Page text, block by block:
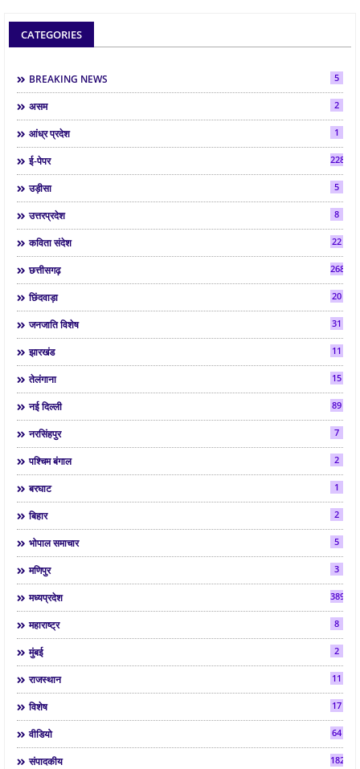
CATEGORIES
BREAKING NEWS 5
असम 2
आंध्र प्रदेश 1
ई-पेपर 2286
उड़ीसा 5
उत्तरप्रदेश 8
कविता संदेश 22
छत्तीसगढ़ 268
छिंदवाड़ा 20
जनजाति विशेष 31
झारखंड 11
तेलंगाना 15
नई दिल्ली 89
नरसिंहपुर 7
पश्चिम बंगाल 2
बरघाट 1
बिहार 2
भोपाल समाचार 5
मणिपुर 3
मध्यप्रदेश 3892
महाराष्ट्र 8
मुंबई 2
राजस्थान 11
विशेष 17
वीडियो 64
संपादकीय 182